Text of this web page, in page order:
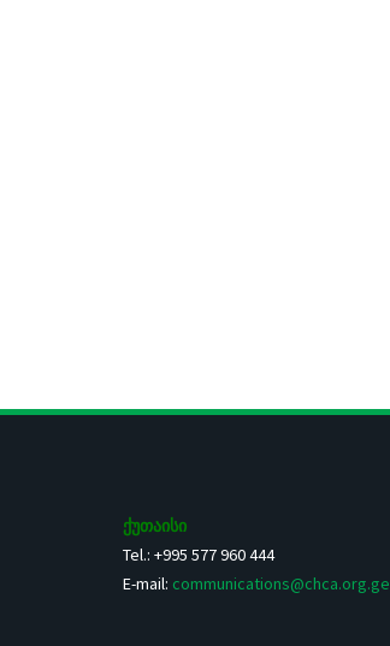
ქუთაისი
Tel.: +995 577 960 444
E-mail: communications@chca.org.ge